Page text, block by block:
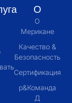
О
О
Мерикане
Качество &
Безопасность
Сертификация
р&Команда
Д